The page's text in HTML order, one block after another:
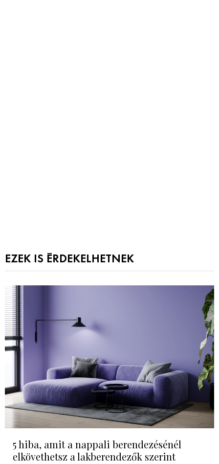
EZEK IS ÉRDEKELHETNEK
5 hiba, amit a nappali berendezésénél
elkövethetsz a lakberendezők szerint